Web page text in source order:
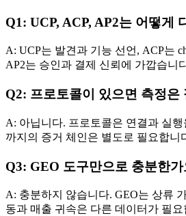
Q1: UCP, ACP, AP2는 어떻게
A: UCP는 발견과 기능 선언, ACP는
AP2는 승인과 결제 신뢰에 가깝습니
Q2: 프로토콜이 있으면 측정은
A: 아닙니다. 프로토콜은 연결과 실
까지의 증거 체인은 별도로 필요합니
Q3: GEO 도구만으로 충분한가
A: 충분하지 않습니다. GEO는 상류
동과 매출 귀속은 다른 데이터가 필요